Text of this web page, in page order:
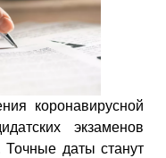
коронавирусной
экзаменов
даты станут